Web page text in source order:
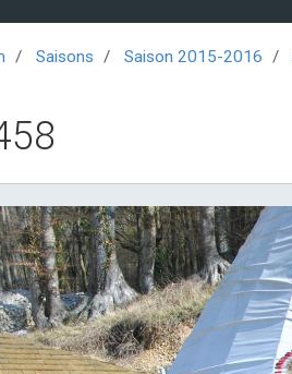
Saisons Saison 2015-2016